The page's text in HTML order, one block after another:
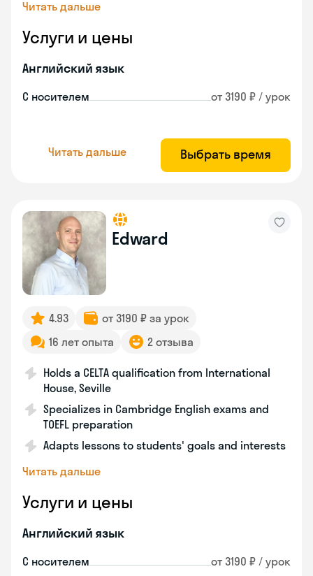
Читать дальше
Услуги и цены
Английский язык
С носителем от 3190 ₽ / урок
Читать дальше Выбрать время
Edward
4.93
от 3190 ₽ за урок
16 лет опыта
2 отзыва
Holds a CELTA qualification from International
House, Seville
Specializes in Cambridge English exams and
TOEFL preparation
Adapts lessons to students' goals and interests
Читать дальше
Услуги и цены
Английский язык
С носителем от 3190 ₽ / урок